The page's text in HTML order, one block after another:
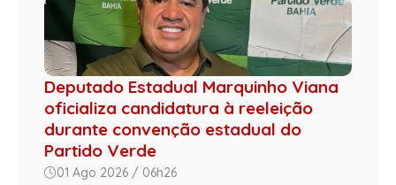
Deputado Estadual Marquinho Viana
oficializa candidatura à reeleição
durante convenção estadual do
Partido Verde
01 Ago 2026 / 06h26